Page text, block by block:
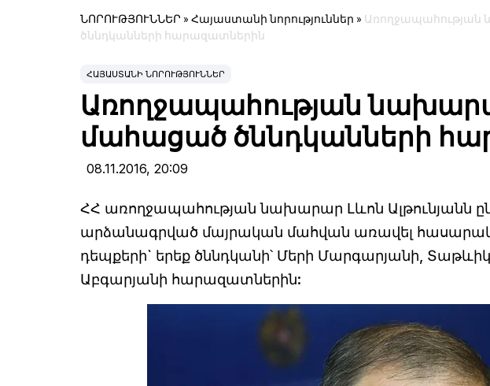
ՆՈՐՈՒԹՅՈՒՆՆԵՐ » Հայաստանի նորություններ » Առողջապահության
ծննդկանների հարազատներին
ՀԱՅԱՍՏԱՆԻ ՆՈՐՈՒԹՅՈՒՆՆԵՐ
Առողջապահության
մահացած ծննդկանների
08.11.2016, 20:09
ՀՀ առողջապահության նախարար Լևոն Ալթունյանն
արձանագրված մայրական մահվան առավել
դեպքերի` երեք ծննդկանի՝ Մերի Մարգարյանի,
Աբգարյանի հարազատներին: